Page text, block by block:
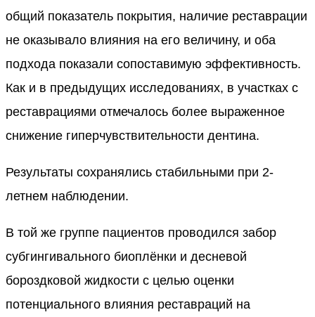
общий показатель покрытия, наличие реставрации
не оказывало влияния на его величину, и оба
подхода показали сопоставимую эффективность.
Как и в предыдущих исследованиях, в участках с
реставрациями отмечалось более выраженное
снижение гиперчувствительности дентина.
Результаты сохранялись стабильными при 2-
летнем наблюдении.
В той же группе пациентов проводился забор
субгингивального биоплёнки и десневой
бороздковой жидкости с целью оценки
потенциального влияния реставраций на